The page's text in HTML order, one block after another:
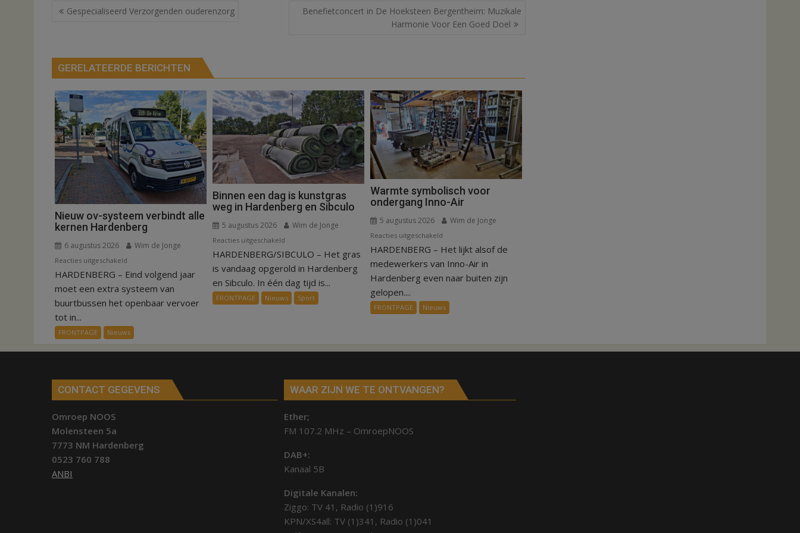
Bericht
Gespecialiseerd Verzorgenden ouderenzorg
Benefietconcert in De Hoeksteen Bergentheim: Muzikale
Harmonie Voor Een Goed Doel
GERELATEERDE BERICHTEN
Nieuw ov-systeem verbindt alle
kernen Hardenberg
6 augustus 2026 Wim de Jonge
Reacties uitgeschakeld
Nieuw
ov-
systeem
alle
kernen
Hardenberg
HARDENBERG – Eind volgend jaar
moet een extra systeem van
buurtbussen het openbaar vervoer
tot in...
FRONTPAGE Nieuws
Binnen een dag is kunstgras
weg in Hardenberg en Sibculo
5 augustus 2026 Wim de Jonge
Reacties uitgeschakeld
Binnen
een
dag
is
kunstgras
HARDENBERG/SIBCULO – Het gras
is vandaag opgerold in Hardenberg
en Sibculo. In één dag tijd is...
FRONTPAGE Nieuws Sport
Warmte symbolisch voor
ondergang Inno-Air
5 augustus 2026 Wim de Jonge
Reacties uitgeschakeld
Warmte
symbolisch
Inno-
Air
HARDENBERG – Het lijkt alsof de
medewerkers van Inno-Air in
Hardenberg even naar buiten zijn
gelopen....
FRONTPAGE Nieuws
CONTACT GEGEVENS
Omroep NOOS
Molensteen 5a
7773 NM Hardenberg
0523 760 788
ANBI
WAAR ZIJN WE TE ONTVANGEN?
Ether;
FM 107.2 MHz – OmroepNOOS
DAB+:
Kanaal 5B
Digitale Kanalen:
Ziggo: TV 41, Radio (1)916
KPN/XS4all: TV (1)341, Radio (1)041